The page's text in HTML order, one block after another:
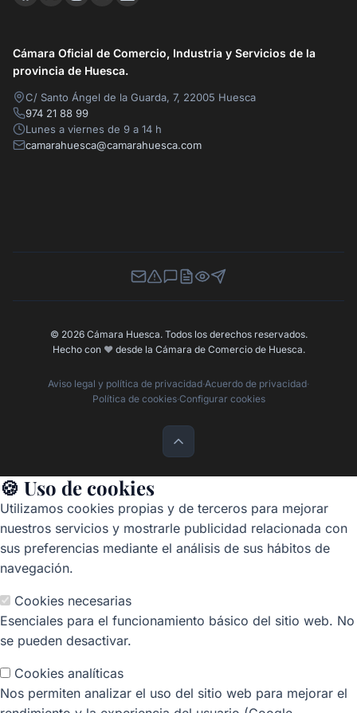
Cámara Oficial de Comercio, Industria y Servicios de la
provincia de Huesca.
C/ Santo Ángel de la Guarda, 7, 22005 Huesca
974 21 88 99
Lunes a viernes de 9 a 14 h
camarahuesca@camarahuesca.com
Newsletter
Canal de Denuncias
Buzón de Sugerencias
Perfil Contratante
Ley de Transparencia
Contacta con nosotros
© 2026 Cámara Huesca. Todos los derechos reservados.
Hecho con ❤️desde la Cámara de Comercio de Huesca.
Aviso legal y política de privacidad·Acuerdo de privacidad·
Política de cookies·Configurar cookies
🍪 Uso de cookies
Utilizamos cookies propias y de terceros para mejorar
nuestros servicios y mostrarle publicidad relacionada con
sus preferencias mediante el análisis de sus hábitos de
navegación.
Cookies necesarias
Esenciales para el funcionamiento básico del sitio web. No
se pueden desactivar.
Cookies analíticas
Nos permiten analizar el uso del sitio web para mejorar el